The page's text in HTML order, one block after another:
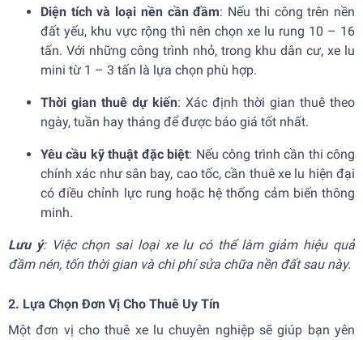
Diện tích và loại nền cần đầm: Nếu thi công trên nền
đất yếu, khu vực rộng thì nên chọn xe lu rung 10 – 16
tấn. Với những công trình nhỏ, trong khu dân cư, xe lu
mini từ 1 – 3 tấn là lựa chọn phù hợp.
Thời gian thuê dự kiến: Xác định thời gian thuê theo
ngày, tuần hay tháng để được báo giá tốt nhất.
Yêu cầu kỹ thuật đặc biệt: Nếu công trình cần thi công
chính xác như sân bay, cao tốc, cần thuê xe lu hiện đại
có điều chỉnh lực rung hoặc hệ thống cảm biến thông
minh.
Lưu ý: Việc chọn sai loại xe lu có thể làm giảm hiệu quả
đầm nén, tốn thời gian và chi phí sửa chữa nền đất sau này.
2. Lựa Chọn Đơn Vị Cho Thuê Uy Tín
Một đơn vị cho thuê xe lu chuyên nghiệp sẽ giúp bạn yên